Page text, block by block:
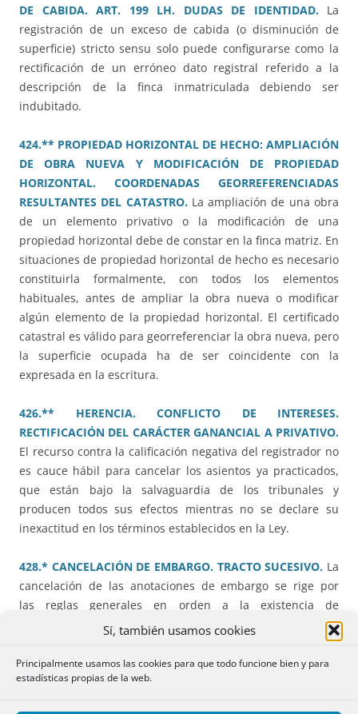
Sí, también usamos cookies
Principalmente usamos las cookies para que todo funcione bien y para
estadísticas propias de la web.
DE CABIDA. ART. 199 LH. DUDAS DE IDENTIDAD.La
registración de un exceso de cabida (o disminución de
superficie) stricto sensu solo puede configurarse como la
rectificación de un erróneo dato registral referido a la
descripción de la finca inmatriculada debiendo ser
indubitado.
424.** PROPIEDAD HORIZONTAL DE HECHO: AMPLIACIÓN
DE OBRA NUEVA Y MODIFICACIÓN DE PROPIEDAD
HORIZONTAL. COORDENADAS GEORREFERENCIADAS
RESULTANTES DEL CATASTRO.La ampliación de una obra
de un elemento privativo o la modificación de una
propiedad horizontal debe de constar en la finca matriz. En
situaciones de propiedad horizontal de hecho es necesario
constituirla formalmente, con todos los elementos
habituales, antes de ampliar la obra nueva o modificar
algún elemento de la propiedad horizontal. El certificado
catastral es válido para georreferenciar la obra nueva, pero
la superficie ocupada ha de ser coincidente con la
expresada en la escritura.
426.** HERENCIA. CONFLICTO DE INTERESES.
RECTIFICACIÓN DEL CARÁCTER GANANCIAL A PRIVATIVO.
El recurso contra la calificación negativa del registrador no
es cauce hábil para cancelar los asientos ya practicados,
que están bajo la salvaguardia de los tribunales y
producen todos sus efectos mientras no se declare su
inexactitud en los términos establecidos en la Ley.
428.* CANCELACIÓN DE EMBARGO. TRACTO SUCESIVO. La
cancelación de las anotaciones de embargo se rige por
las reglas generales en orden a la existencia de
consentimiento de su titular o en su defecto resolución
judicial firme en procedimiento seguido contra él, pese a
no gozar éstas de la protección de la fe pública registral e
inoponibilidad de lo no inscrito.